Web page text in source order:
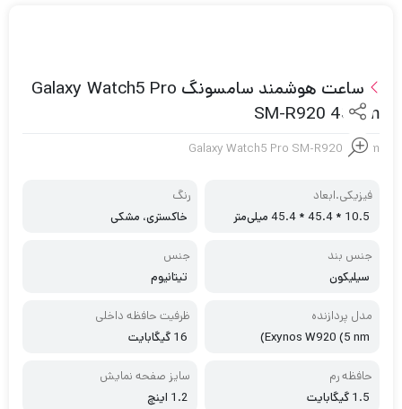
ساعت هوشمند سامسونگ Galaxy Watch5 Pro
SM-R920 45mm
Galaxy Watch5 Pro SM-R920 45mm
فیزیکی.ابعاد
10.5 * 45.4 * 45.4 میلی‌متر
رنگ
خاکستری، مشکی
جنس بند
سیلیکون
جنس
تیتانیوم
مدل پردازنده
Exynos W920 (5 nm)
ظرفیت حافظه داخلی
16 گیگابایت
حافظه رم
1.5 گیگابایت
سایز صفحه نمایش
1.2 اینچ